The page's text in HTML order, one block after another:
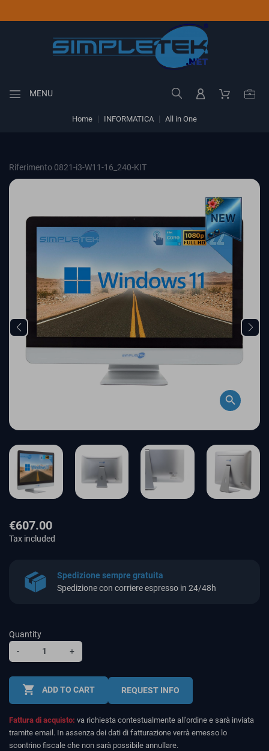
MENU
Home INFORMATICA All in One
Riferimento 0821-i3-W11-16_240-KIT
search
€607.00
Tax included
Spedizione sempre gratuita
Spedizione con corriere espresso in 24/48h
Quantity
-
+
shopping_cart ADD TO CART REQUEST INFO
Fattura di acquisto: va richiesta contestualmente all’ordine e sarà inviata
tramite email. In assenza dei dati di fatturazione verrà emesso lo
scontrino fiscale che non sarà possibile annullare.